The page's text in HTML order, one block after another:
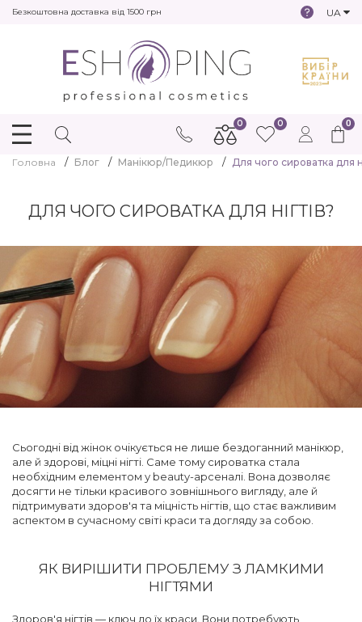
Безкоштовна доставка від 1500 грн UA
0
0 0
Головна Блог Манікюр/Педикюр Для чого сироватка для
ДЛЯ ЧОГО СИРОВАТКА ДЛЯ НІГТІВ?
Сьогодні від жінок очікується не лише бездоганний манікюр,
але й здорові, міцні нігті. Саме тому сироватка стала
необхідним елементом у beauty-арсеналі. Вона дозволяє
досягти не тільки красивого зовнішнього вигляду, але й
підтримувати здоров'я та міцність нігтів, що стає важливим
аспектом в сучасному світі краси та догляду за собою.
ЯК ВИРІШИТИ ПРОБЛЕМУ З ЛАМКИМИ
НІГТЯМИ
Здоров'я нігтів — ключ до їх краси. Вони потребують